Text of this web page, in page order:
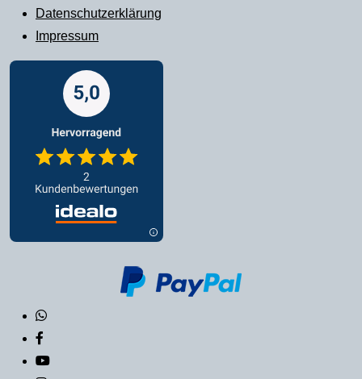
Datenschutzerklärung
Impressum